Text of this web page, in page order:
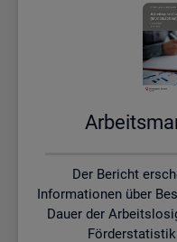
Der Bericht
Informationen über
Dauer der